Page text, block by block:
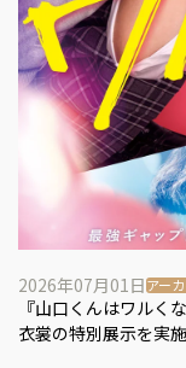
2026年07月01日アー
『山口くんはワルく
衣裳の特別展示を実